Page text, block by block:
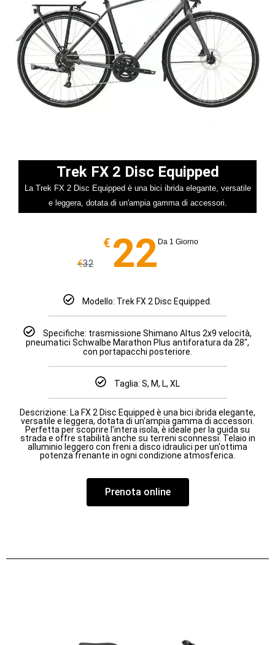
Trek FX 2 Disc Equipped
La Trek FX 2 Disc Equipped è una bici ibrida elegante, versatile
e leggera, dotata di un'ampia gamma di accessori.
€32
€ 22 Da 1 Giorno
Modello: Trek FX 2 Disc Equipped.
Specifiche: trasmissione Shimano Altus 2x9 velocità,
pneumatici Schwalbe Marathon Plus antiforatura da 28",
con portapacchi posteriore.
Taglia: S, M, L, XL
Descrizione: La FX 2 Disc Equipped è una bici ibrida elegante,
versatile e leggera, dotata di un'ampia gamma di accessori.
Perfetta per scoprire l'intera isola, è ideale per la guida su
strada e offre stabilità anche su terreni sconnessi. Telaio in
alluminio leggero con freni a disco idraulici per un'ottima
potenza frenante in ogni condizione atmosferica.
Prenota online